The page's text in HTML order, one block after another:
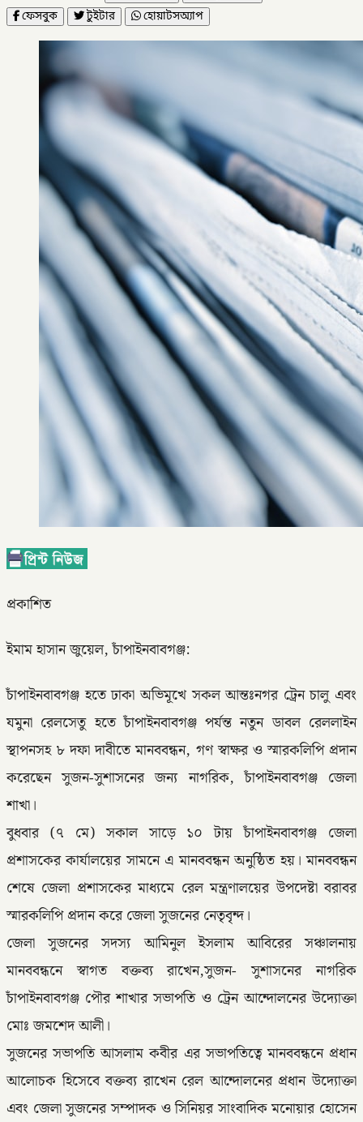
ফেসবুক
টুইটার হোয়াটসঅ্যাপ
প্রকাশিত
ইমাম হাসান জুয়েল, চাঁপাইনবাবগঞ্জ:
চাঁপাইনবাবগঞ্জ হতে ঢাকা অভিমূখে সকল আন্তঃনগর ট্রেন চালু এবং
যমুনা রেলসেতু হতে চাঁপাইনবাবগঞ্জ পর্যন্ত নতুন ডাবল রেললাইন
স্থাপনসহ ৮ দফা দাবীতে মানববন্ধন, গণ স্বাক্ষর ও স্মারকলিপি প্রদান
করেছেন সুজন-সুশাসনের জন্য নাগরিক, চাঁপাইনবাবগঞ্জ জেলা
শাখা।
বুধবার (৭ মে) সকাল সাড়ে ১০ টায় চাঁপাইনবাবগঞ্জ জেলা
প্রশাসকের কার্যালয়ের সামনে এ মানববন্ধন অনুষ্ঠিত হয়। মানববন্ধন
শেষে জেলা প্রশাসকের মাধ্যমে রেল মন্ত্রণালয়ের উপদেষ্টা বরাবর
স্মারকলিপি প্রদান করে জেলা সুজনের নেতৃবৃন্দ।
জেলা সুজনের সদস্য আমিনুল ইসলাম আবিরের সঞ্চালনায়
মানববন্ধনে স্বাগত বক্তব্য রাখেন,সুজন- সুশাসনের নাগরিক
চাঁপাইনবাবগঞ্জ পৌর শাখার সভাপতি ও ট্রেন আন্দোলনের উদ্যোক্তা
মোঃ জমশেদ আলী।
সুজনের সভাপতি আসলাম কবীর এর সভাপতিত্বে মানববন্ধনে প্রধান
আলোচক হিসেবে বক্তব্য রাখেন রেল আন্দোলনের প্রধান উদ্যোক্তা
এবং জেলা সুজনের সম্পাদক ও সিনিয়র সাংবাদিক মনোয়ার হোসেন